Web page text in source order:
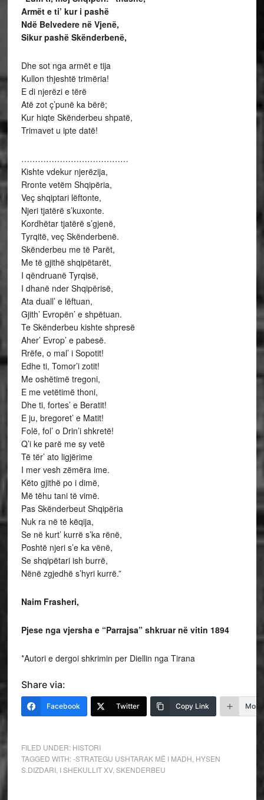
Armët e ti’ kur i pashë
Ndë Belvedere në Vjenë,
Sikur pashë Skënderbenë,
Dhe sot nga armët e tija
Kullon thjeshtë trimëria!
E di njerëzi e tërë
Atë zot ç’punë ka bërë;
Kur hiqte Skënderbeu shpatë,
Trimavet u ipte datë!
…………………………………
Kishte vdekur njerëzija,
Rronte vetëm Shqipëria,
Veç shqiptari lëftonte,
Njeri tjatërë s’kuxonte.
Kordhëtar tjatërë s’gjenë,
Tyrqitë, veç Skënderbenë.
Skënderbeu me të Parët,
Me të gjithë shqipëtarët,
I qëndruanë Tyrqisë,
I dhanë nder Shqipërisë,
Ata duall’ e lëftuan,
Gjith’ Evropën’ e shpëtuan.
Te Skënderbeu kishte shpresë
Aher’ Evrop’ e pabesë.
Rrëfe, o mal’ i Sopotit!
Edhe ti, Tomor’i zotit!
Me oshëtimë tregoni,
E me vetëtimë thoni,
Dhe ti, fortes’ e Beratit!
E ju, bregoret’ e Matit!
Folë, fol’ o Drin’i shkretë!
Q’i ke parë me sy vetë
Të tër’ ato ligjërime
I mer vesh zëmëra ime.
Këto gjithë po i dimë,
Më tëhu tani të vimë.
Pas Skënderbeut Shqipëria
Nuk ra në të këqija,
Se në kurt’ kurrë s’ka rënë,
Poshtë njeri s’e ka vënë,
Se shqipëtari ish burrë,
Nënë zgjedhë s’hyri kurrë.”
Naim Frasheri,
Pjese nga vjersha e “Parrajsa” shkruar në vitin 1894
*Autori e dergoi shkrimin per Diellin nga Tirana
Share via:
Facebook Twitter Copy Link More
FILED UNDER: HISTORI
TAGGED WITH:-STRATEGU USHTARAK MË I MADH HYSEN
S.DIZDARI, I SHEKULLIT XV, SKENDERBEU